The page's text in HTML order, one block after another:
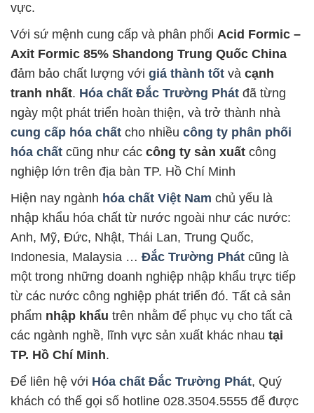
vực.
Với sứ mệnh cung cấp và phân phối Acid Formic –
Axit Formic 85% Shandong Trung Quốc China
đảm bảo chất lượng với giá thành tốt và cạnh
tranh nhất. Hóa chất Đắc Trường Phát đã từng
ngày một phát triển hoàn thiện, và trở thành nhà
cung cấp hóa chất cho nhiều công ty phân phối
hóa chất cũng như các công ty sản xuất công
nghiệp lớn trên địa bàn TP. Hồ Chí Minh
Hiện nay ngành hóa chất Việt Nam chủ yếu là
nhập khẩu hóa chất từ nước ngoài như các nước:
Anh, Mỹ, Đức, Nhật, Thái Lan, Trung Quốc,
Indonesia, Malaysia … Đắc Trường Phát cũng là
một trong những doanh nghiệp nhập khẩu trực tiếp
từ các nước công nghiệp phát triển đó. Tất cả sản
phẩm nhập khẩu trên nhằm để phục vụ cho tất cả
các ngành nghề, lĩnh vực sản xuất khác nhau tại
TP. Hồ Chí Minh.
Để liên hệ với Hóa chất Đắc Trường Phát, Quý
khách có thể gọi số hotline 028.3504.5555 để được